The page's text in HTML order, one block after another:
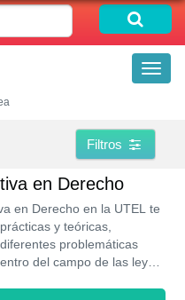
Filtros
en Derecho
en Derecho en la UTEL te
y teóricas,
problemáticas
del campo de las leyes.